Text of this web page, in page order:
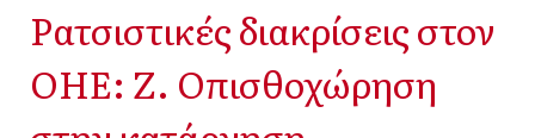
Ρατσιστικές διακρίσεις στον
ΟΗΕ: Ζ. Οπισθοχώρηση